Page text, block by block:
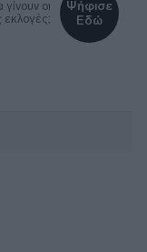
οι
εκλογές;
Ψήφισε
Εδώ